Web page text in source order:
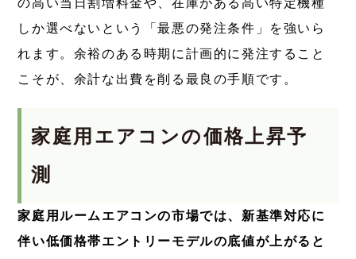
の高い当日割増料金や、在庫がある高い特定機種
しか選べないという「最悪の発注条件」を強いら
れます。余裕のある時期に計画的に発注すること
こそが、余計な出費を削る最良の手順です。
家庭用エアコンの価格上昇予
測
家庭用ルームエアコンの市場では、新基準対応に
伴い低価格帯エントリーモデルの底値が上がると